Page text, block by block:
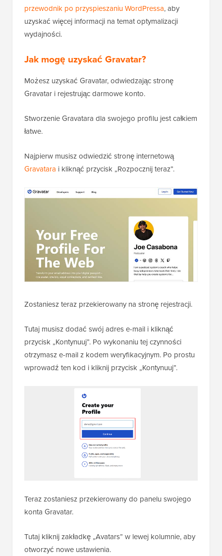
przewodnik po przyspieszaniu WordPressa, aby
uzyskać więcej informacji na temat optymalizacji
wydajności.
Jak mogę uzyskać Gravatar?
Możesz uzyskać Gravatar, odwiedzając stronę
Gravatar i rejestrując darmowe konto.
Stworzenie Gravatara dla swojego profilu jest całkiem
łatwe.
Najpierw musisz odwiedzić stronę internetową
Gravatara i kliknąć przycisk „Rozpocznij teraz”.
Zostaniesz teraz przekierowany na stronę rejestracji.
Tutaj musisz dodać swój adres e-mail i kliknąć
przycisk „Kontynuuj”. Po wykonaniu tej czynności
otrzymasz e-mail z kodem weryfikacyjnym. Po prostu
wprowadź ten kod i kliknij przycisk „Kontynuuj”.
Teraz zostaniesz przekierowany do panelu swojego
konta Gravatar.
Tutaj kliknij zakładkę „Avatars” w lewej kolumnie, aby
otworzyć nowe ustawienia.